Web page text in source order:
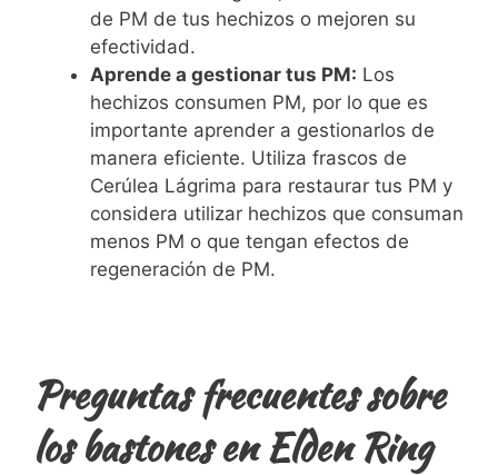
de PM de tus hechizos o mejoren su
efectividad.
Aprende a gestionar tus PM: Los
hechizos consumen PM, por lo que es
importante aprender a gestionarlos de
manera eficiente. Utiliza frascos de
Cerúlea Lágrima para restaurar tus PM y
considera utilizar hechizos que consuman
menos PM o que tengan efectos de
regeneración de PM.
Preguntas frecuentes sobre
los bastones en Elden Ring